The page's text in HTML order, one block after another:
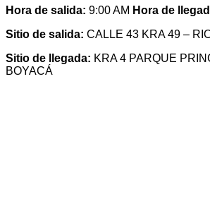
Hora de salida: 9:00 AM Hora de
Sitio de salida: CALLE 43 KRA 49 –
Sitio de llegada: KRA 4 PARQUE
BOYACÁ